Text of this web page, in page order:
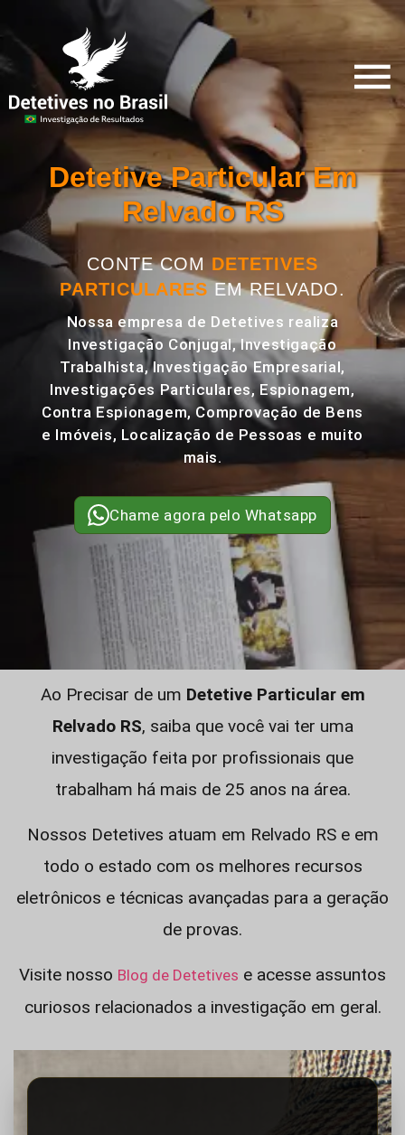
Detetive Particular Em
Relvado RS
CONTE COM DETETIVES
PARTICULARES EM RELVADO.
Nossa empresa de Detetives realiza
Investigação Conjugal, Investigação
Trabalhista, Investigação Empresarial,
Investigações Particulares, Espionagem,
Contra Espionagem, Comprovação de Bens
e Imóveis, Localização de Pessoas e muito
mais.
Chame agora pelo Whatsapp
Ao Precisar de um Detetive Particular em
Relvado RS, saiba que você vai ter uma
investigação feita por profissionais que
trabalham há mais de 25 anos na área.
Nossos Detetives atuam em Relvado RS e em
todo o estado com os melhores recursos
eletrônicos e técnicas avançadas para a geração
de provas.
Visite nosso Blog de Detetives e acesse assuntos
curiosos relacionados a investigação em geral.